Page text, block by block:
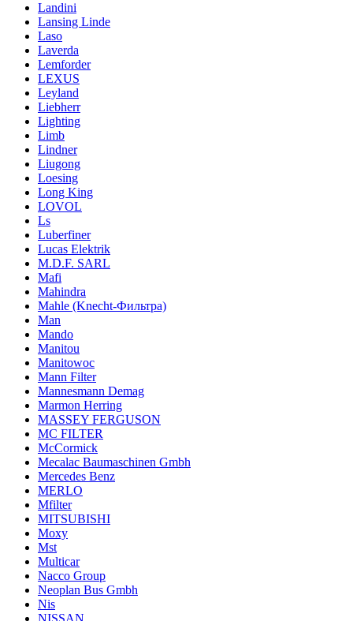
Landini
Lansing Linde
Laso
Laverda
Lemforder
LEXUS
Leyland
Liebherr
Lighting
Limb
Lindner
Liugong
Loesing
Long King
LOVOL
Ls
Luberfiner
Lucas Elektrik
M.D.F. SARL
Mafi
Mahindra
Mahle (Knecht-Фильтра)
Man
Mando
Manitou
Manitowoc
Mann Filter
Mannesmann Demag
Marmon Herring
MASSEY FERGUSON
MC FILTER
McCormick
Mecalac Baumaschinen Gmbh
Mercedes Benz
MERLO
Mfilter
MITSUBISHI
Moxy
Mst
Multicar
Nacco Group
Neoplan Bus Gmbh
Nis
NISSAN